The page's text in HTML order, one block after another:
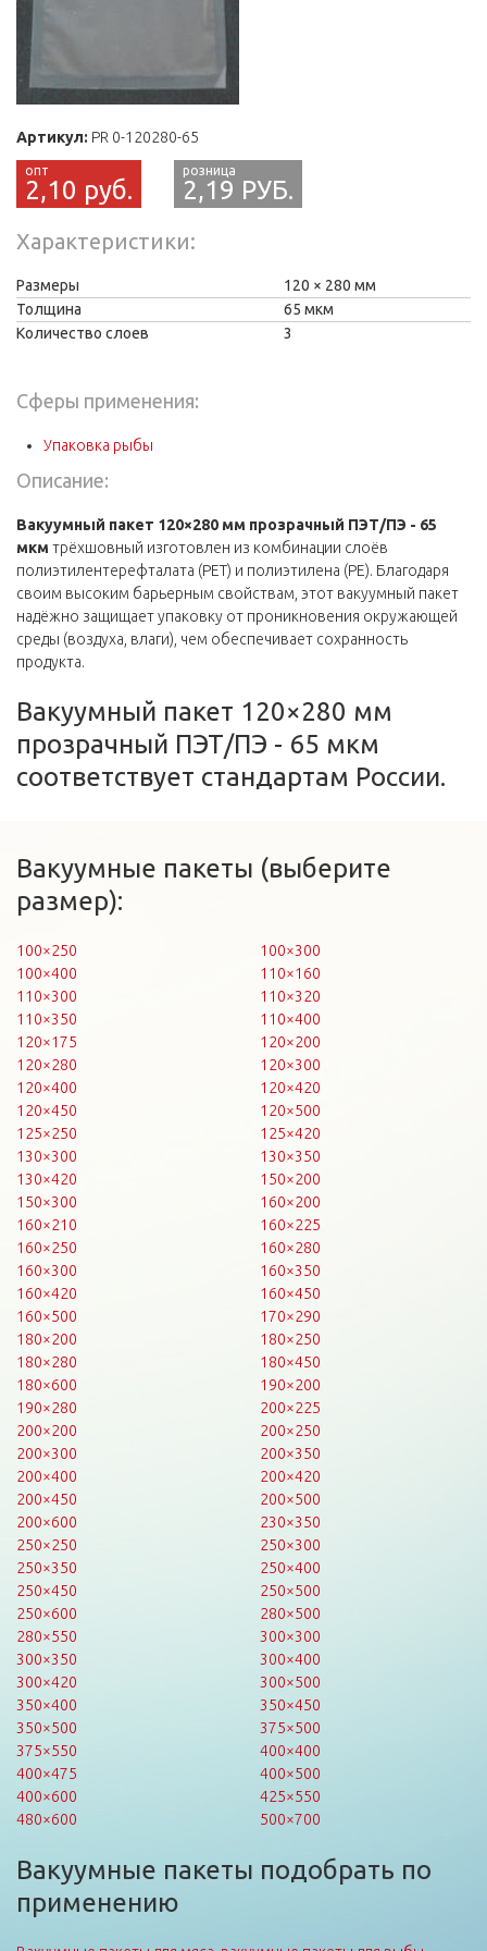
Артикул: PR 0-120280-65
2,10 руб. 2,19 РУБ.
Характеристики
Размеры 120
280 мм
Толщина
65 мкм
Количество слоев
3
Сферы применения:
Упаковка рыбы
Описание:
Вакуумный пакет 120×280 мм прозрачный ПЭТ/ПЭ - 65
мкм трёхшовный изготовлен из комбинации слоёв
полиэтилентерефталата (PET) и полиэтилена (PE). Благодаря
своим высоким барьерным свойствам, этот вакуумный пакет
надёжно защищает упаковку от проникновения окружающей
среды (воздуха, влаги), чем обеспечивает сохранность
продукта.
Вакуумный пакет 120×280 мм
прозрачный ПЭТ/ПЭ - 65 мкм
соответствует стандартам России.
Вакуумные пакеты (выберите
размер):
100×250
100×300
100×400
110×160
110×300
110×320
110×350
110×400
120×175
120×200
120×280
120×300
120×400
120×420
120×450
120×500
125×250
125×420
130×300
130×350
130×420
150×200
150×300
160×200
160×210
160×225
160×250
160×280
160×300
160×350
160×420
160×450
160×500
170×290
180×200
180×250
180×280
180×450
180×600
190×200
190×280
200×225
200×200
200×250
200×300
200×350
200×400
200×420
200×450
200×500
200×600
230×350
250×250
250×300
250×350
250×400
250×450
250×500
250×600
280×500
280×550
300×300
300×350
300×400
300×420
300×500
350×400
350×450
350×500
375×500
375×550
400×400
400×475
400×500
400×600
425×550
480×600
500×700
Вакуумные пакеты подобрать по
применению